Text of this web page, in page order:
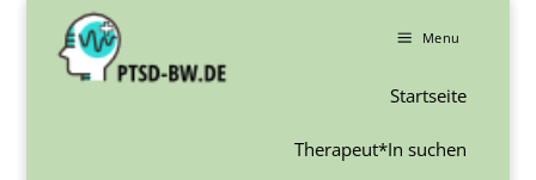
a Menu
Startseite
Therapeut*In suchen